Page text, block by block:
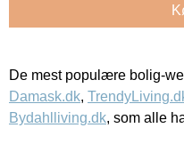
De mest populære bolig-
Damask.dk,
Bydahlliving.dk, som alle